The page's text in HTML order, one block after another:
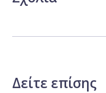
Δείτε επίσης